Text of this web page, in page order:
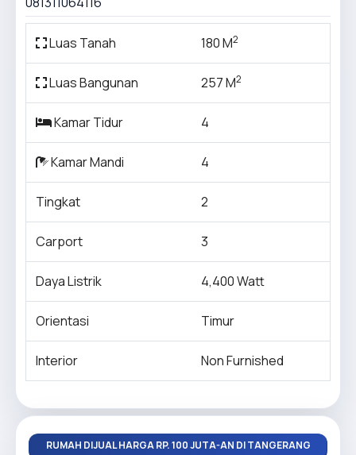
Luas Tanah 180 M2
Luas Bangunan 257 M2
Kamar Tidur 4
Kamar Mandi 4
Tingkat 2
Carport 3
Daya Listrik 4,400 Watt
Orientasi Timur
Interior Non Furnished
RUMAH DIJUAL HARGA RP. 100 JUTA-AN DI TANGERANG